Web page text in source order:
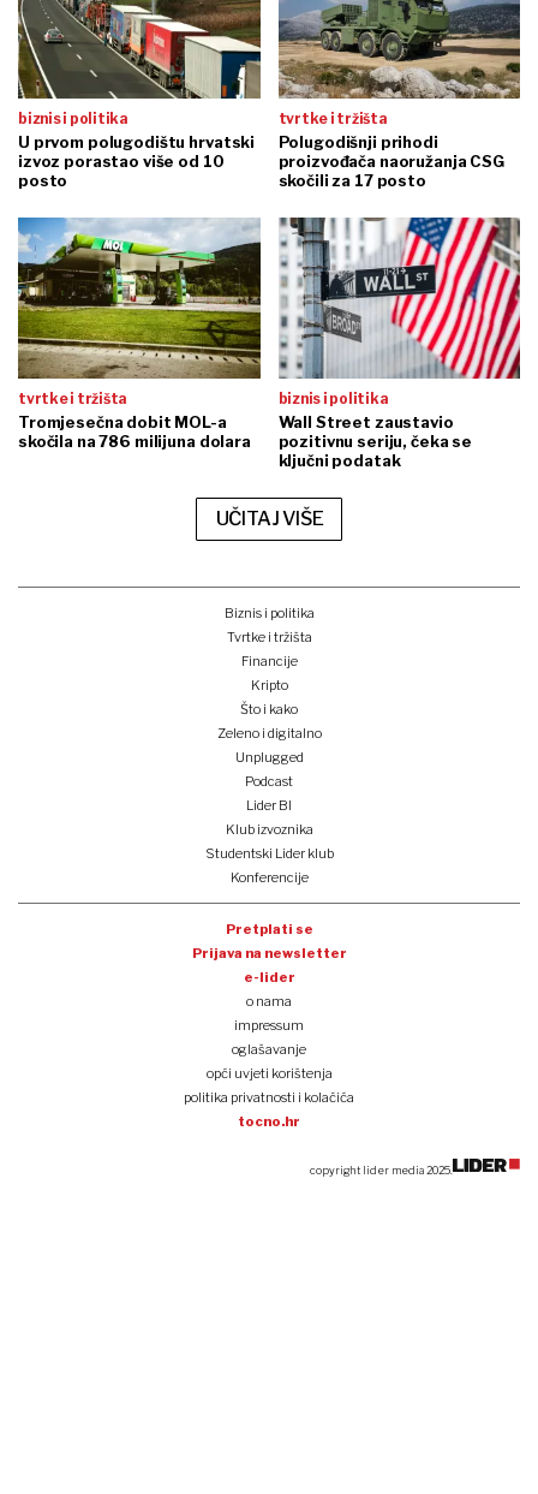
biznis i politika
U prvom polugodištu hrvatski
izvoz porastao više od 10
posto
tvrtke i tržišta
Polugodišnji prihodi
proizvođača naoružanja CSG
skočili za 17 posto
tvrtke i tržišta
Tromjesečna dobit MOL-a
skočila na 786 milijuna dolara
biznis i politika
Wall Street zaustavio
pozitivnu seriju, čeka se
ključni podatak
UČITAJ VIŠE
Biznis i politika
Tvrtke i tržišta
Financije
Kripto
Što i kako
Zeleno i digitalno
Unplugged
Podcast
Lider BI
Klub izvoznika
Studentski Lider klub
Konferencije
Pretplati se
Prijava na newsletter
e-lider
o nama
impressum
oglašavanje
opći uvjeti korištenja
politika privatnosti i kolačića
tocno.hr
copyright lider media 2025.